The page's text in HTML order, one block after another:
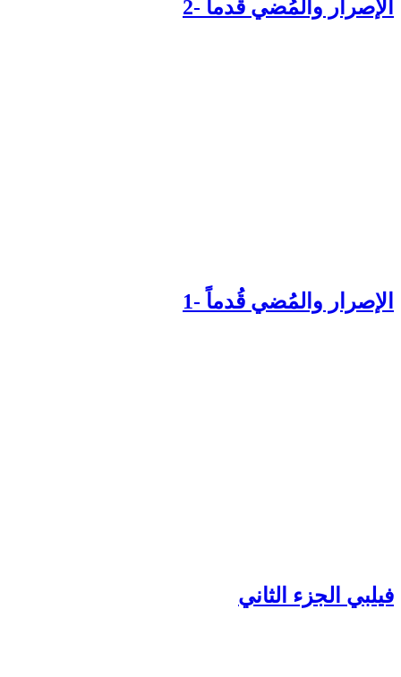
والمُضي قُدماً -2
والمُضي قُدماً -1
الجزء الثاني